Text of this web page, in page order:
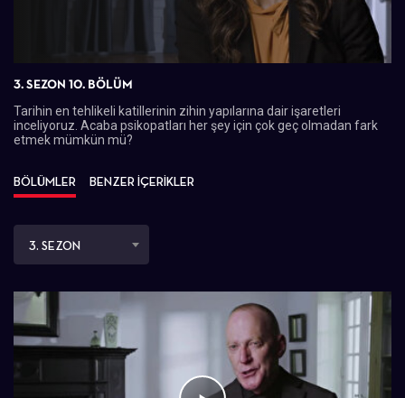
Oynat
3. SEZON 10. BÖLÜM
Tarihin en tehlikeli katillerinin zihin yapılarına dair işaretleri
inceliyoruz. Acaba psikopatları her şey için çok geç olmadan fark
etmek mümkün mü?
BÖLÜMLER BENZER İÇERİKLER
3. SEZON